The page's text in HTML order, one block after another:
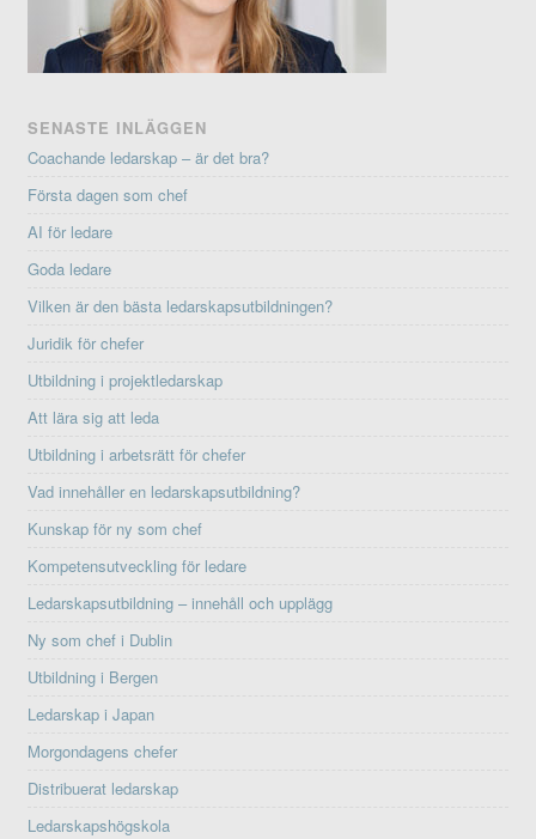
SENASTE INLÄGGEN
Coachande ledarskap – är det bra?
Första dagen som chef
AI för ledare
Goda ledare
Vilken är den bästa ledarskapsutbildningen?
Juridik för chefer
Utbildning i projektledarskap
Att lära sig att leda
Utbildning i arbetsrätt för chefer
Vad innehåller en ledarskapsutbildning?
Kunskap för ny som chef
Kompetensutveckling för ledare
Ledarskapsutbildning – innehåll och upplägg
Ny som chef i Dublin
Utbildning i Bergen
Ledarskap i Japan
Morgondagens chefer
Distribuerat ledarskap
Ledarskapshögskola